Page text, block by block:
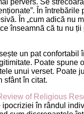
pervers. Se
În întrebările
În „cum adică nu
înseamnă că tu nu
un pat confortabil
Poate spune
unui verset. Poate
sfânt în citat.
of Religious
în rândul